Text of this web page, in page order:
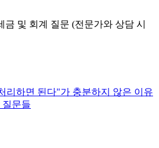
금 및 회계 질문 (전문가와 상담 시
리하면 된다"가 충분하지 않은 이유
문들